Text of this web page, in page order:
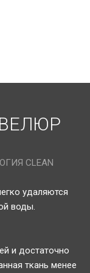
CLEAN
удаляются
воды.
и достаточно
ткань менее